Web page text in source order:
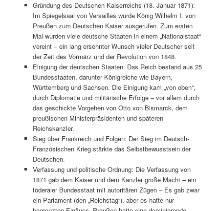
Gründung des Deutschen Kaiserreichs (18. Januar 1871):
Im Spiegelsaal von Versailles wurde König Wilhelm I. von
Preußen zum Deutschen Kaiser ausgerufen. Zum ersten
Mal wurden viele deutsche Staaten in einem „Nationalstaat“
vereint – ein lang ersehnter Wunsch vieler Deutscher seit
der Zeit des Vormärz und der Revolution von 1848.
Einigung der deutschen Staaten: Das Reich bestand aus 25
Bundesstaaten, darunter Königreiche wie Bayern,
Württemberg und Sachsen. Die Einigung kam „von oben“,
durch Diplomatie und militärische Erfolge – vor allem durch
das geschickte Vorgehen von Otto von Bismarck, dem
preußischen Ministerpräsidenten und späteren
Reichskanzler.
Sieg über Frankreich und Folgen: Der Sieg im Deutsch-
Französischen Krieg stärkte das Selbstbewusstsein der
Deutschen.
Verfassung und politische Ordnung: Die Verfassung von
1871 gab dem Kaiser und dem Kanzler große Macht – ein
föderaler Bundesstaat mit autoritären Zügen – Es gab zwar
ein Parlament (den „Reichstag“), aber es hatte nur